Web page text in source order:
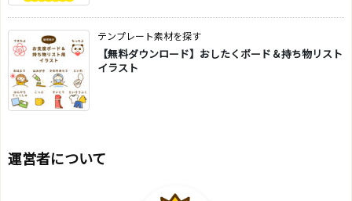
テンプレート素材を探す
【無料ダウンロード】おしたくボード＆持ち物リスト
イラスト
運営者について